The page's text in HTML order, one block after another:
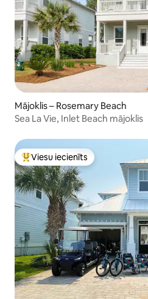
Mājoklis – Rosemary Beach
Sea La Vie, Inlet Beach mājoklis
Populārs viesu iecienīts mājoklis
Viesu iecienīts